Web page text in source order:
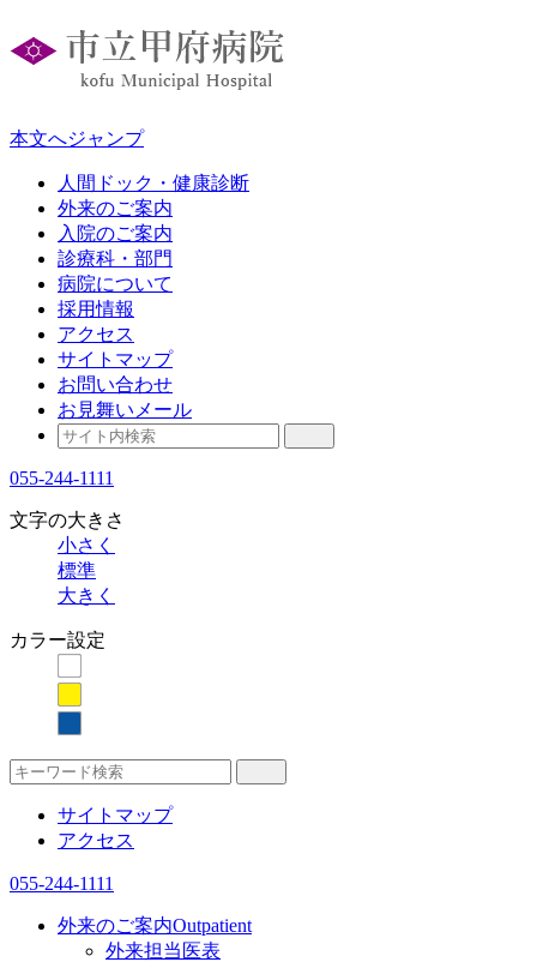
本文へジャンプ
人間ドック・健康診断
外来のご案内
入院のご案内
診療科・部門
病院について
採用情報
アクセス
サイトマップ
お問い合わせ
お見舞いメール
055-244-1111
文字の大きさ
小さく
標準
大きく
カラー設定
サイトマップ
アクセス
055-244-1111
外来のご案内Outpatient
外来担当医表